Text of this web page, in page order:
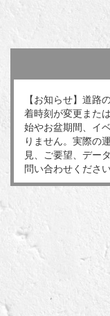
【お知らせ】道路
着時刻が変更また
始やお盆期間、イ
りません。実際の
見、ご要望、デー
問い合わせください